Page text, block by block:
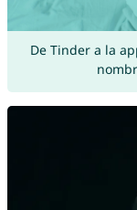
De Tinder a la